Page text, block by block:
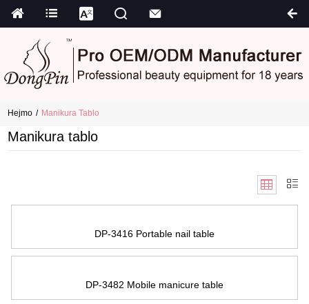
Hejmo Manikura Tablo
Manikura tablo
DP-3416 Portable nail table
DP-3482 Mobile manicure table